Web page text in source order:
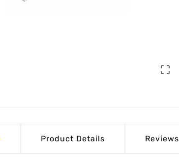

Product Details Reviews